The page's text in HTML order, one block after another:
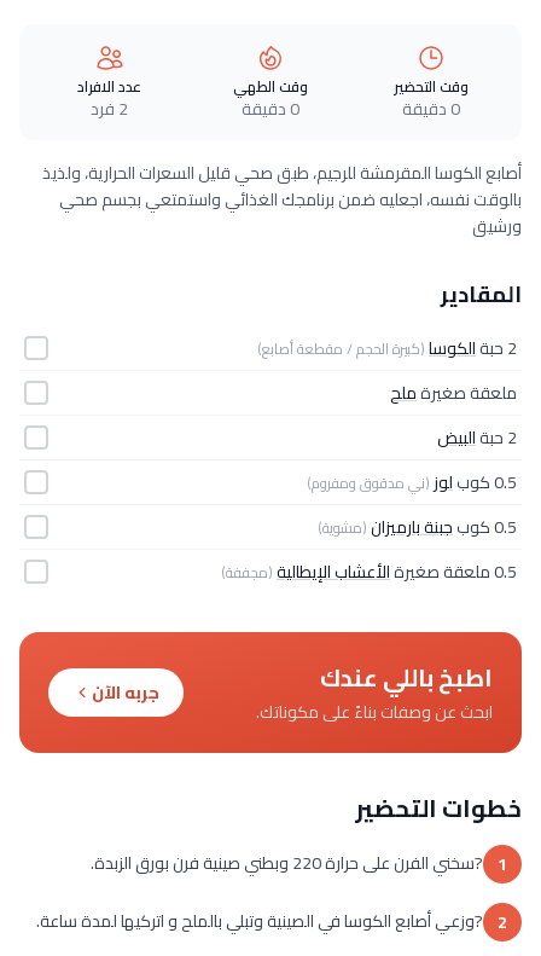
وقت التحضير
0 دقيقة
وقت الطهي
0 دقيقة
عدد الافراد
2 فرد
أصابع الكوسا المقرمشة للرجيم، طبق صحي قليل السعرات الحرارية، ولذيذ
بالوقت نفسه، اجعليه ضمن برنامجك الغذائي واستمتعي بجسم صحي
ورشيق
المقادير
2 حبة الكوسا(كبيرة الحجم / مقطعة أصابع)
ملعقة صغيرةملح
2 حبة
البيض
0.5 كوب
لوز (ني مدقوق ومفروم)
0.5 كوب جبنة بارميزان(مشوية)
0.5 ملعقة صغيرة الأعشاب الإيطالية(مجففة)
اطبخ باللي عندك
ابحث عن وصفات بناءً على مكوناتك.
جربه الآن
خطوات التحضير
1 ?سخني الفرن على حرارة 220 وبطني صينية فرن بورق الزبدة.
2 ?وزعي أصابع الكوسا في الصينية وتبلي بالملح و اتركيها لمدة ساعة.